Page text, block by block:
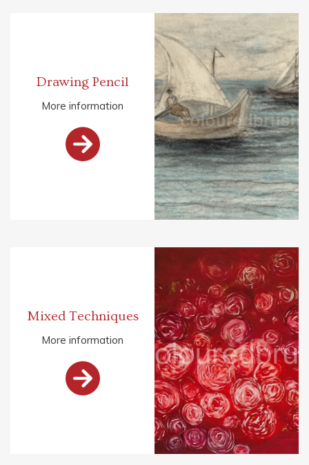
Drawing Pencil
More information

Mixed Techniques
More information
